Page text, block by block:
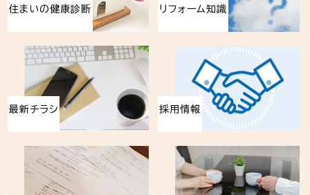
住まいの健康診断 リフォーム知識
最新チラシ 採用情報